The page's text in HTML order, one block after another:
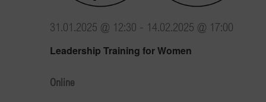
Leadership Training for Women
31.01.2025 @ 12:30 - 14.02.2025 @ 17:00
Online